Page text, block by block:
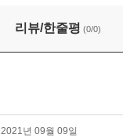
리뷰/한줄평 (0/0)
2021년 09월 09일